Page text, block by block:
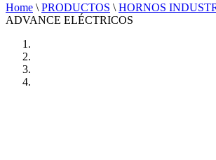
Home \ PRODUCTOS \ HORNOS
ADVANCE ELÉCTRICOS